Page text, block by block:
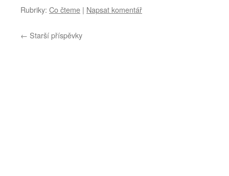
Rubriky: Co čteme | Napsat komentář
← Starší příspěvky